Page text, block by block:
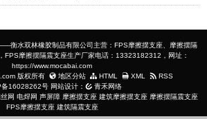
衡水双林橡胶制品有限公司主营：FPS摩擦摆支座、摩擦摆隔
FPS摩擦摆隔震支座生产厂家电话：13323182312，网址：
https://www.mocabai.com
版权所有
地区分站 HTML XML
RSS
备16028262号网站设计：
青禾网络
网 电焊网 声屏障 摩擦摆支座 建筑摩擦摆支座 摩擦摆隔震支座
FPS摩擦摆支座 建筑隔震支座